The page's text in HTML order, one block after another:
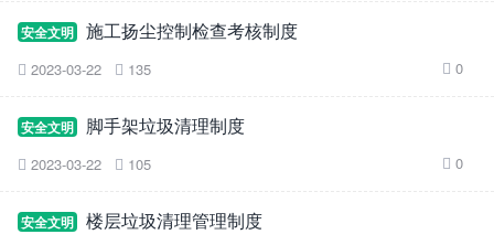
安全文明 施工扬尘控制检查考核制度
 2023-03-22  135  0
安全文明 脚手架垃圾清理制度
 2023-03-22  105  0
安全文明 楼层垃圾清理管理制度